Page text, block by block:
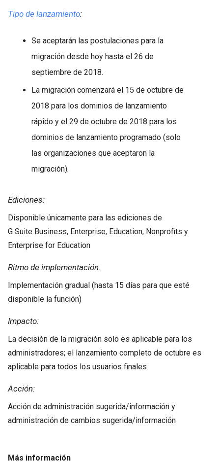
Tipo de lanzamiento:
Se aceptarán las postulaciones para la
migración desde hoy hasta el 26 de
septiembre de 2018.
La migración comenzará el 15 de octubre de
2018 para los dominios de lanzamiento
rápido y el 29 de octubre de 2018 para los
dominios de lanzamiento programado (solo
las organizaciones que aceptaron la
migración).
Ediciones:
Disponible únicamente para las ediciones de
G Suite Business, Enterprise, Education, Nonprofits y
Enterprise for Education
Ritmo de implementación:
Implementación gradual (hasta 15 días para que esté
disponible la función)
Impacto:
La decisión de la migración solo es aplicable para los
administradores; el lanzamiento completo de octubre es
aplicable para todos los usuarios finales
Acción:
Acción de administración sugerida/información y
administración de cambios sugerida/información
Más información